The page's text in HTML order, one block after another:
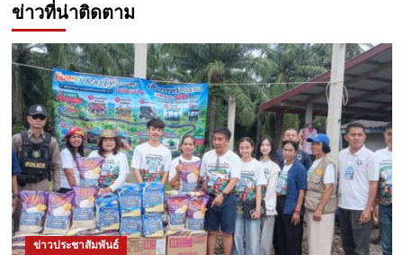
ข่าวที่น่าติดตาม
ข่าวประชาสัมพันธ์